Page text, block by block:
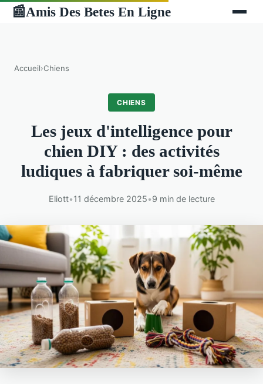
📰Amis Des Betes En Ligne
Accueil›Chiens
CHIENS
Les jeux d'intelligence pour
chien DIY : des activités
ludiques à fabriquer soi-même
Eliott•11 décembre 2025•9 min de lecture